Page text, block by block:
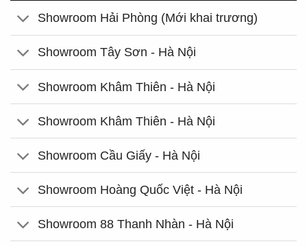
Showroom Hải Phòng (Mới khai trương)
Showroom Tây Sơn - Hà Nội
Showroom Khâm Thiên - Hà Nội
Showroom Khâm Thiên - Hà Nội
Showroom Cầu Giấy - Hà Nội
Showroom Hoàng Quốc Việt - Hà Nội
Showroom 88 Thanh Nhàn - Hà Nội